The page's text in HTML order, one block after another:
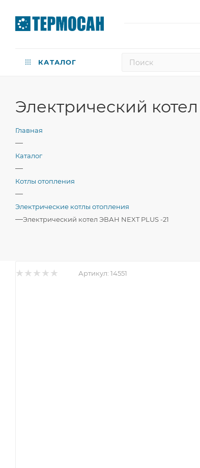
КАТАЛОГ
Электрический
Главная
—
Каталог
—
Котлы отопления
—
Электрические котлы отопления
—Электрический котел ЭВАН NEXT PLUS -21
Артикул: 14551